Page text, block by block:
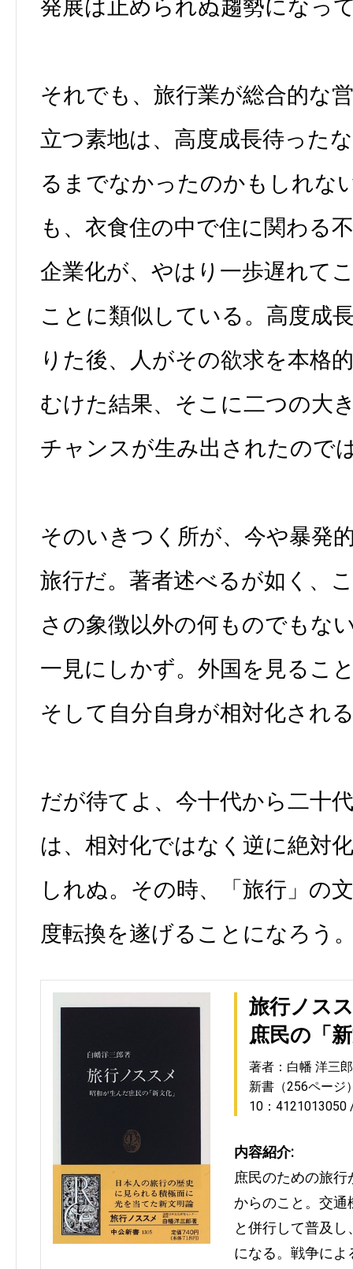
発展は止められぬ趨勢になっ
それでも、旅行業が総合的な
立つ素地は、高度成長待った
るまでなかったのかもしれな
も、衣食住の中で住に関わる
企業化が、やはり一歩遅れて
ことに類似している。高度成
りた後、人がその欲求を本格
むけた結果、そこに二つの大
チャンスが生み出されたので
そのいきつく所が、今や暴発
旅行だ。著者述べるが如く、
さの象徴以外の何ものでもな
一見にしかず。外国を見るこ
そして自分自身が相対化され
だが待てよ、今十代から二十
は、相対化ではなく逆に絶対
しれぬ。その時、「旅行」の
度転換を遂げることになろう
旅行ノス
庶民の「
著者：白幡 洋三郎
新書（256ページ
10：4121013050
内容紹介:
庶民のための旅
からのこと。交通
と併行して普及
になる。戦争に